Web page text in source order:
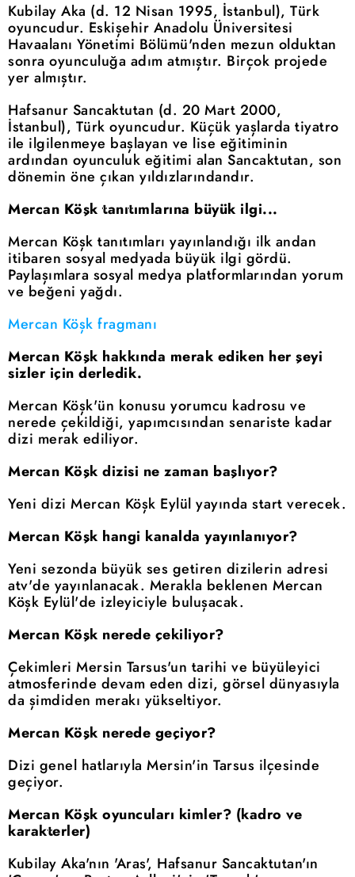
Kubilay Aka (d. 12 Nisan 1995, İstanbul), Türk
oyuncudur. Eskişehir Anadolu Üniversitesi
Havaalanı Yönetimi Bölümü'nden mezun olduktan
sonra oyunculuğa adım atmıştır. Birçok projede
yer almıştır.
Hafsanur Sancaktutan (d. 20 Mart 2000,
İstanbul), Türk oyuncudur. Küçük yaşlarda tiyatro
ile ilgilenmeye başlayan ve lise eğitiminin
ardından oyunculuk eğitimi alan Sancaktutan, son
dönemin öne çıkan yıldızlarındandır.
Mercan Köşk tanıtımlarına büyük ilgi...
Mercan Köşk tanıtımları yayınlandığı ilk andan
itibaren sosyal medyada büyük ilgi gördü.
Paylaşımlara sosyal medya platformlarından yorum
ve beğeni yağdı.
Mercan Köşk fragmanı
Mercan Köşk hakkında merak ediken her şeyi
sizler için derledik.
Mercan Köşk'ün konusu yorumcu kadrosu ve
nerede çekildiği, yapımcısından senariste kadar
dizi merak ediliyor.
Mercan Köşk dizisi ne zaman başlıyor?
Yeni dizi Mercan Köşk Eylül yayında start verecek.
Mercan Köşk hangi kanalda yayınlanıyor?
Yeni sezonda büyük ses getiren dizilerin adresi
atv'de yayınlanacak. Merakla beklenen Mercan
Köşk Eylül'de izleyiciyle buluşacak.
Mercan Köşk nerede çekiliyor?
Çekimleri Mersin Tarsus'un tarihi ve büyüleyici
atmosferinde devam eden dizi, görsel dünyasıyla
da şimdiden merakı yükseltiyor.
Mercan Köşk nerede geçiyor?
Dizi genel hatlarıyla Mersin'in Tarsus ilçesinde
geçiyor.
Mercan Köşk oyuncuları kimler? (kadro ve
karakterler)
Kubilay Aka'nın 'Aras', Hafsanur Sancaktutan'ın